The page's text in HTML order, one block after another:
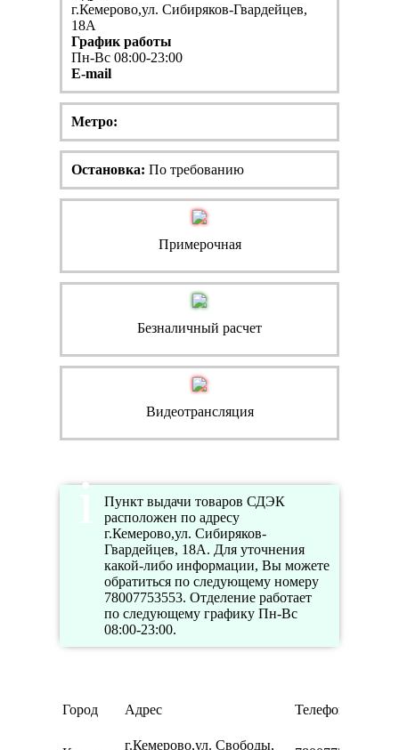
г.Кемерово,ул. Сибиряков-Гвардейцев,
18А
График работы
Пн-Вс 08:00-23:00
E-mail
Метро:
Остановка: По требованию
Примерочная
Безналичный расчет
Видеотрансляция
Пункт выдачи товаров СДЭК
расположен по адресу
г.Кемерово,ул. Сибиряков-
Гвардейцев, 18А. Для уточнения
какой-либо информации, Вы можете
обратиться по следующему номеру
78007753553. Отделение работает
по следующему графику Пн-Вс
08:00-23:00.
Город Адрес Телефон
г.Кемерово,ул. Свободы,